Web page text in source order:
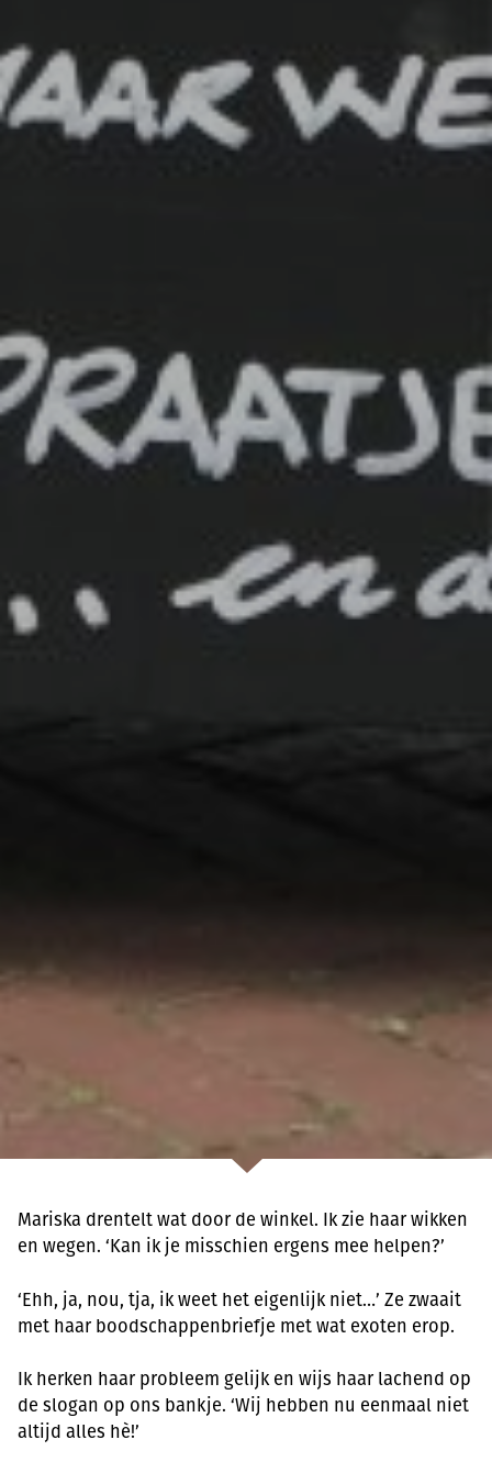
Mariska drentelt wat door de winkel. Ik zie haar wikken
en wegen. ‘Kan ik je misschien ergens mee helpen?’
‘Ehh, ja, nou, tja, ik weet het eigenlijk niet…’ Ze zwaait
met haar boodschappenbriefje met wat exoten erop.
Ik herken haar probleem gelijk en wijs haar lachend op
de slogan op ons bankje. ‘Wij hebben nu eenmaal niet
altijd alles hè!’